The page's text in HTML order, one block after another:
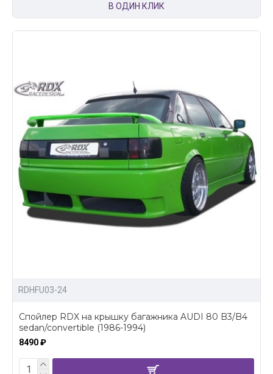
В ОДИН КЛИК
RDHFU03-24
Спойлер RDX на крышку багажника AUDI 80 B3/B4
sedan/convertible (1986-1994)
8490 ₽